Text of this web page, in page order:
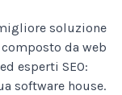
soluzione
da web
esperti SEO:
software house.